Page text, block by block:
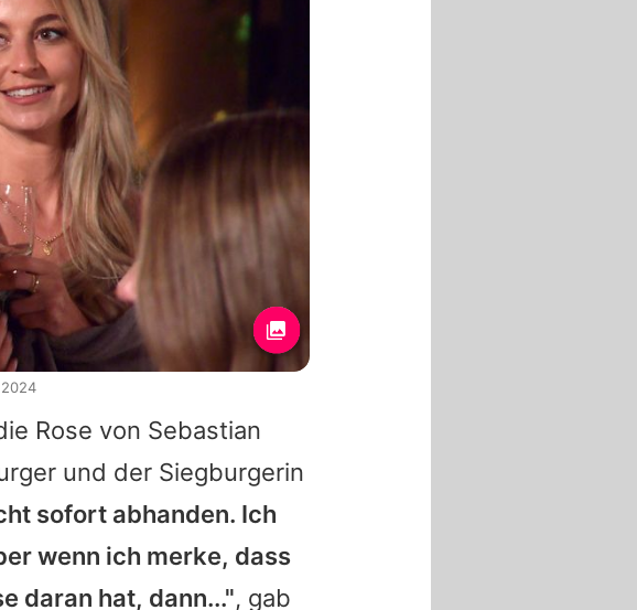
Rose von Sebastian
und der Siegburgerin
sofort abhanden. Ich
wenn ich merke, dass
daran hat, dann...", gab